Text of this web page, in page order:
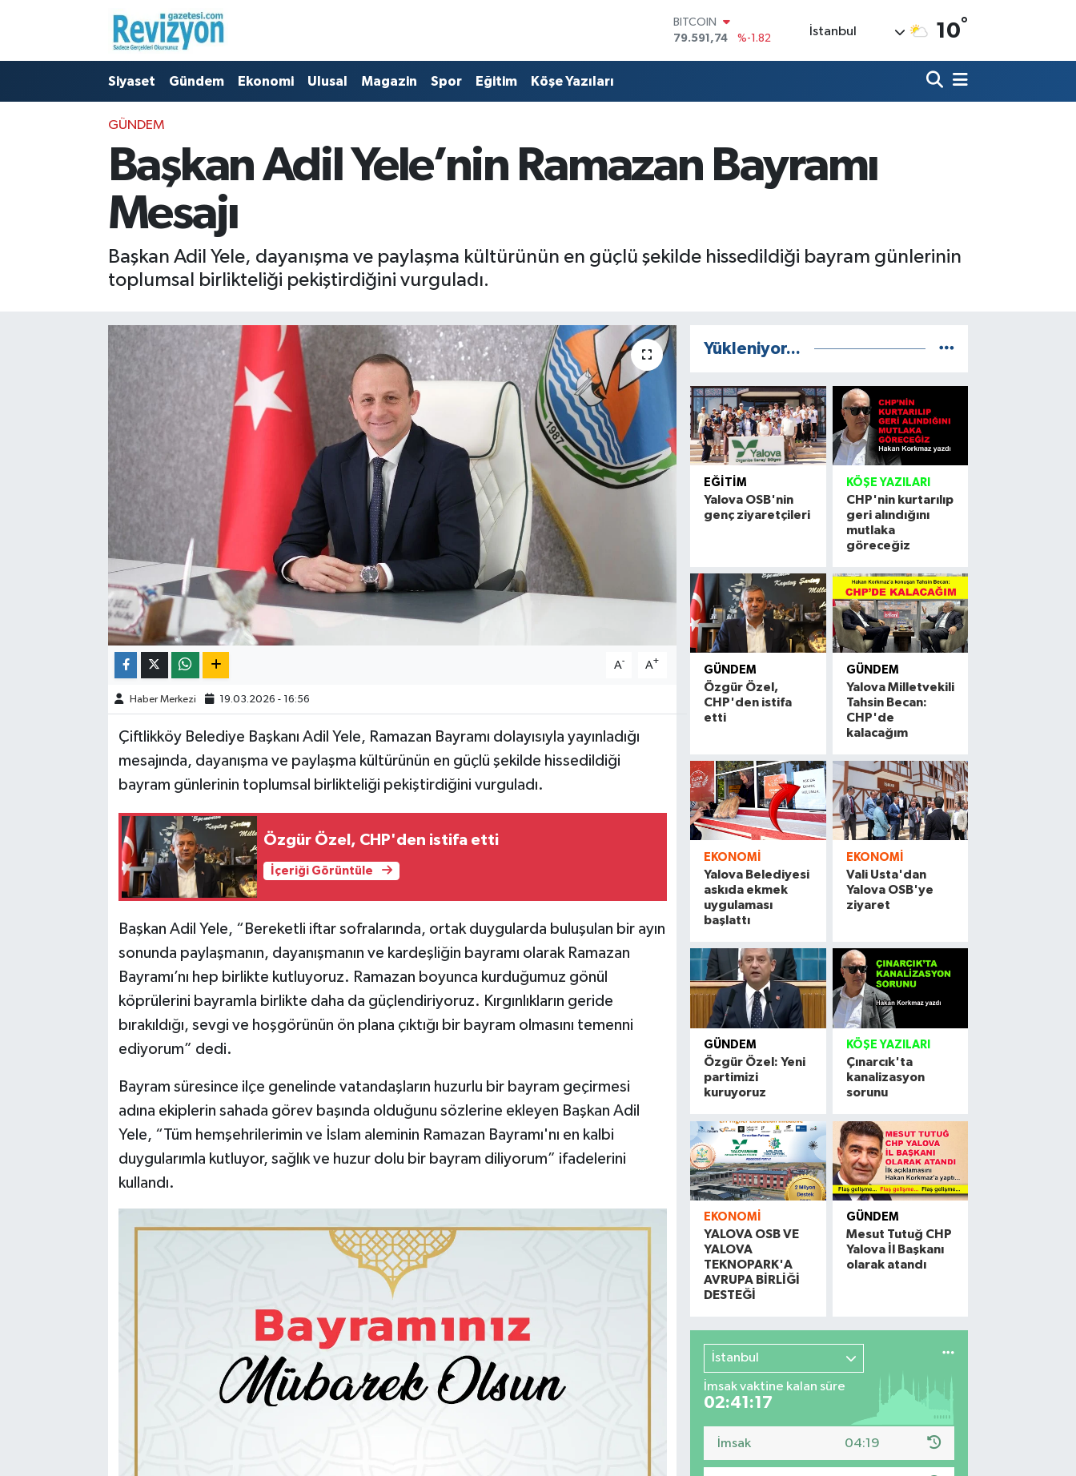
DOLAR
45,43620
%0.02
61,60380
%0.18
BİST100
14.598,00
%0
BITCOIN
İstanbul 10°
Siyaset Gündem Ekonomi Ulusal Magazin Spor Eğitim Köşe Yazıları
GÜNDEM
Başkan Adil Yele’nin Ramazan Bayramı
Mesajı
Başkan Adil Yele, dayanışma ve paylaşma kültürünün en güçlü şekilde hissedildiği bayram günlerinin
toplumsal birlikteliği pekiştirdiğini vurguladı.
A- A+
Haber Merkezi 19.03.2026 - 16:56
Çiftlikköy Belediye Başkanı Adil Yele, Ramazan Bayramı dolayısıyla yayınladığı
mesajında, dayanışma ve paylaşma kültürünün en güçlü şekilde hissedildiği
bayram günlerinin toplumsal birlikteliği pekiştirdiğini vurguladı.
Özgür Özel, CHP'den istifa etti
İçeriği Görüntüle
Başkan Adil Yele, “Bereketli iftar sofralarında, ortak duygularda buluşulan bir ayın
sonunda paylaşmanın, dayanışmanın ve kardeşliğin bayramı olarak Ramazan
Bayramı’nı hep birlikte kutluyoruz. Ramazan boyunca kurduğumuz gönül
köprülerini bayramla birlikte daha da güçlendiriyoruz. Kırgınlıkların geride
bırakıldığı, sevgi ve hoşgörünün ön plana çıktığı bir bayram olmasını temenni
ediyorum” dedi.
Bayram süresince ilçe genelinde vatandaşların huzurlu bir bayram geçirmesi
adına ekiplerin sahada görev başında olduğunu sözlerine ekleyen Başkan Adil
Yele, “Tüm hemşehrilerimin ve İslam aleminin Ramazan Bayramı'nı en kalbi
duygularımla kutluyor, sağlık ve huzur dolu bir bayram diliyorum” ifadelerini
kullandı.
Yükleniyor...
EĞITIM
Yalova OSB'nin
genç ziyaretçileri
KÖŞE YAZILARI
CHP'nin kurtarılıp
geri alındığını
mutlaka
göreceğiz
GÜNDEM
Özgür Özel,
CHP'den istifa
etti
GÜNDEM
Yalova Milletvekili
Tahsin Becan:
CHP'de
kalacağım
EKONOMI
Yalova Belediyesi
askıda ekmek
uygulaması
başlattı
EKONOMI
Vali Usta'dan
Yalova OSB'ye
ziyaret
GÜNDEM
Özgür Özel: Yeni
partimizi
kuruyoruz
KÖŞE YAZILARI
Çınarcık'ta
kanalizasyon
sorunu
EKONOMI
YALOVA OSB VE
YALOVA
TEKNOPARK'A
AVRUPA BİRLİĞİ
DESTEĞİ
GÜNDEM
Mesut Tutuğ CHP
Yalova İl Başkanı
olarak atandı
İstanbul
İmsak vaktine kalan süre
02:41:16
İmsak 04:19
Nöbetçi Eczaneler
Hava Durumu
Trafik Durumu
Süper Lig Puan Durumu ve Fikstür
Tüm Manşetler
Haber Arşivi